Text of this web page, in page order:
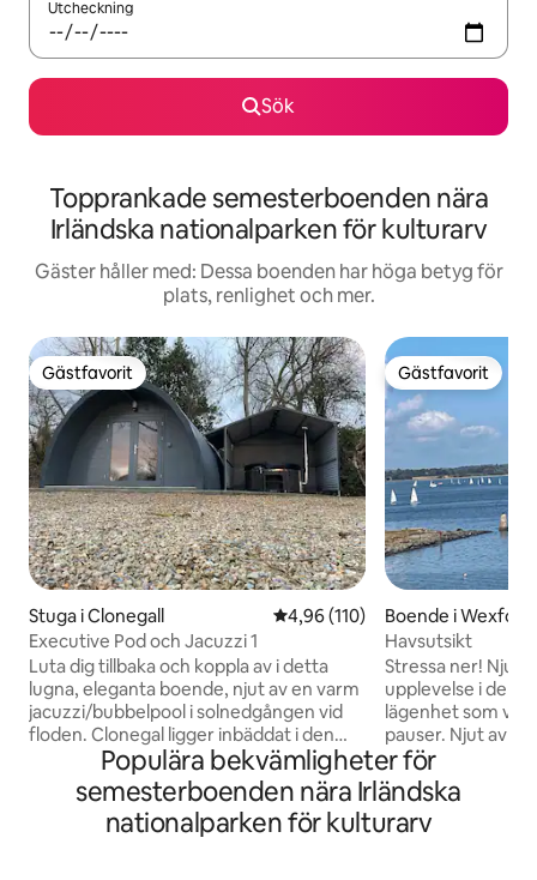
Utcheckning
Sök
Topprankade semesterboenden nära
Irländska nationalparken för kulturarv
Gäster håller med: Dessa boenden har höga betyg för
plats, renlighet och mer.
Gästfavorit
Gästfavorit
Stuga i Clonegall 4,96 av 5 i genomsnittligt
4,96 (110)
Executive Pod och Jacuzzi 1
Luta dig tillbaka och koppla av i detta
lugna, eleganta boende, njut av en varm
jacuzzi/bubbelpool i solnedgången vid
floden. Clonegal ligger inbäddat i den
pittoreska landsbygden i County Carlow
och är en charmig by som erbjuder en
fridfull tillflyktsort med en touch av
historia. Byn är känd för sin fantastiska
Gästfavorit
Gästfavorit
Boende i Wexford
Havsutsikt
Stressa ner! Njut
upplevelse i
lägenhet som vi
pauser. Njut av
dig själv. 12
Wexford Main
fantastisk havsutsikt. Du kan
på sandstränder
Populära bekvämligheter för
semesterboenden nära Irländska
nationalparken för kulturarv